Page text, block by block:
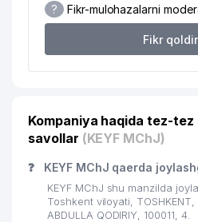
19
MIKROBIOLIGIYA ILMIY
INSTITUTI
20 DORI-DARMON HCP
22 O'ZBEKTELEKOM AJ
23 TOSHKENT
MUMINOV J.A YAKKA
TADBIRKOR
? Fikr-mulohazalarni
Fikr
Kompaniya haqida tez-
savollar (KEYF MChJ)
❓ KEYF MChJ qaerda
KEYF MChJ shu manzilda
Toshkent viloyati, TOSHKENT,
ABDULLA QODIRIY, 100011, 4.